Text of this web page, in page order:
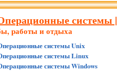
системы |
работы и отдыха
системы Unix
системы Linux
системы Windows